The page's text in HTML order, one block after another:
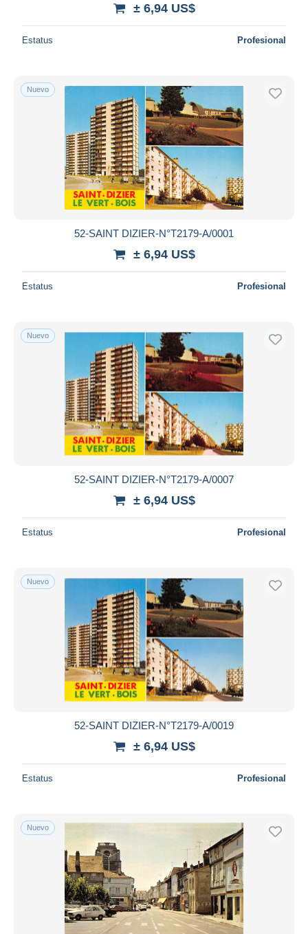
± 6,94 US$
Estatus Profesional
Nuevo
52-SAINT DIZIER-N°T2179-A/0001
± 6,94 US$
Estatus Profesional
Nuevo
52-SAINT DIZIER-N°T2179-A/0007
± 6,94 US$
Estatus Profesional
Nuevo
52-SAINT DIZIER-N°T2179-A/0019
± 6,94 US$
Estatus Profesional
Nuevo